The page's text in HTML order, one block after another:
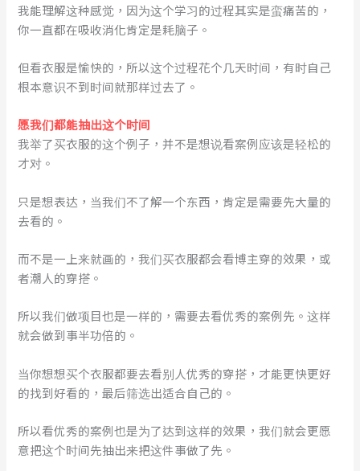
我能理解这种感觉，因为这个学习的过程其实是蛮痛苦的，
你一直都在吸收消化肯定是耗脑子。
但看衣服是愉快的，所以这个过程花个几天时间，有时自己
根本意识不到时间就那样过去了。
愿我们都能抽出这个时间
我举了买衣服的这个例子，并不是想说看案例应该是轻松的
才对。
只是想表达，当我们不了解一个东西，肯定是需要先大量的
去看的。
而不是一上来就画的，我们买衣服都会看博主穿的效果，或
者潮人的穿搭。
所以我们做项目也是一样的，需要去看优秀的案例先。这样
就会做到事半功倍的。
当你想想买个衣服都要去看别人优秀的穿搭，才能更快更好
的找到好看的，最后筛选出适合自己的。
所以看优秀的案例也是为了达到这样的效果，我们就会更愿
意把这个时间先抽出来把这件事做了先。